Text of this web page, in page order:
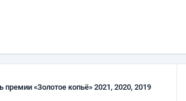
Победитель премии «Золотое копьё» 2021, 2020, 2019